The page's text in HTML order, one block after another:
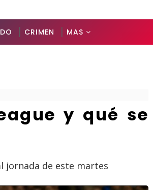
CRIMEN MAS
y qué se
jornada de este martes